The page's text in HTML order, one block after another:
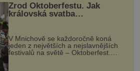
Zrod Oktoberfestu. Jak
královská svatba
odstartovala největší pivní
festival světa
V Mnichově se každoročně koná
jeden z největších a nejslavnějších
festivalů na světě – Oktoberfest.
návštěvníků, kteří si vychutnávají